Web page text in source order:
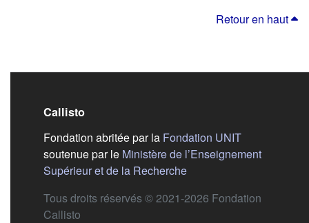
Retour en haut
Callisto
Fondation abritée par la Fondation UNIT(s'ouvre
soutenue par le Ministère de l’Enseignement
Supérieur et de la Recherche(s'ouvre dans un nouvel
Tous droits réservés © 2021-2026 Fondation
Callisto